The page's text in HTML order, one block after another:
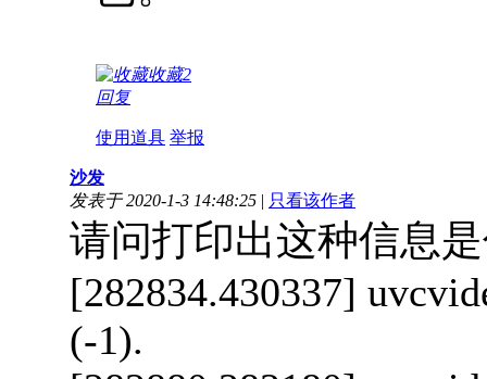
收藏2
回复
使用道具 举报
沙发
发表于 2020-1-3 14:48:25 | 只看该作者
请问打印出这种信息
[282834.430337]
(-1).